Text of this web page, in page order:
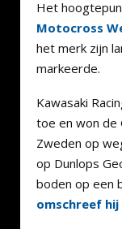
Het
Motocross
het merk zijn
markeerde.
Kawasaki
toe en won de
Zweden op
op Dunlops
boden op een
omschreef